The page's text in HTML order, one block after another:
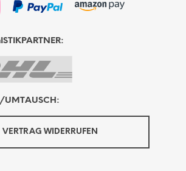
UMTAUSCH:
VERTRAG WIDERRUFEN